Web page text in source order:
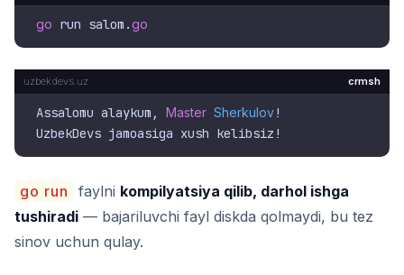
go run salom.go
crmsh
Assalomu alaykum, Master Sherkulov!
go run faylni kompilyatsiya qilib, darhol ishga
tushiradi — bajariluvchi fayl diskda qolmaydi, bu tez
sinov uchun qulay.